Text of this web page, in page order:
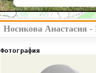
Носикова Анастасия
Фотография